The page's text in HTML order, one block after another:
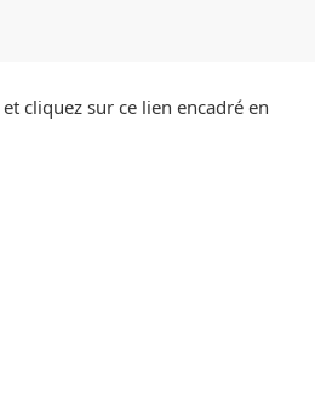
et cliquez sur ce lien encadré en